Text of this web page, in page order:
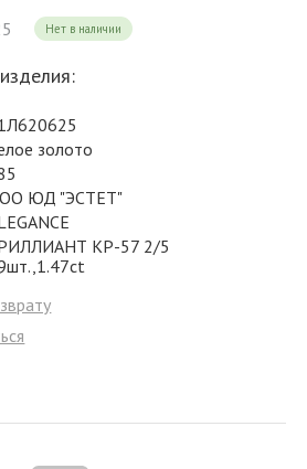
Нет в наличии
золото
ЮД "ЭСТЕТ"
КР-57 2/5